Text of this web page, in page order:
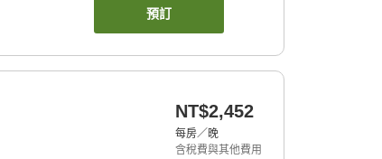
預訂
NT$2,452
每房／晚
含稅費與其他費用